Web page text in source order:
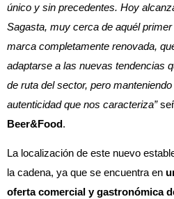
único y sin precedentes. Hoy
Sagasta, muy cerca de aquél
marca completamente renovada,
adaptarse a las nuevas tendencias
de ruta del sector, pero
autenticidad que nos caracteriza”
Beer&Food.
La localización de este nuevo
la cadena, ya que se encuentra en
oferta comercial y gastronómica